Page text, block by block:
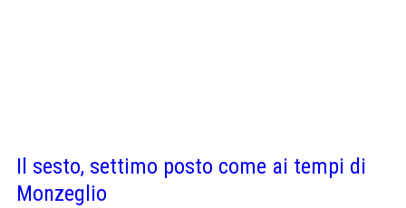
Il sesto, settimo posto come ai tempi di
Monzeglio